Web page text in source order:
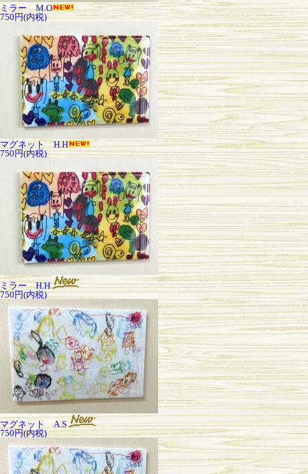
ミラー M.O
750円(内税)
マグネット H.H
750円(内税)
ミラー H.H
750円(内税)
マグネット A.S
750円(内税)